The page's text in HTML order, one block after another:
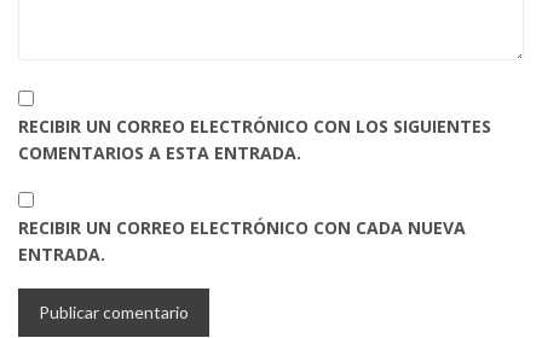
RECIBIR UN CORREO ELECTRÓNICO CON LOS SIGUIENTES
COMENTARIOS A ESTA ENTRADA.
RECIBIR UN CORREO ELECTRÓNICO CON CADA NUEVA
ENTRADA.